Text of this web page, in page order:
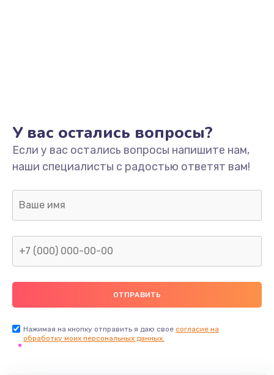
У вас остались вопросы?
Если у вас остались вопросы напишите нам,
наши специалисты с радостью ответят вам!
Нажимая на кнопку отправить я даю свое согласие на
обработку моих персональных данных.